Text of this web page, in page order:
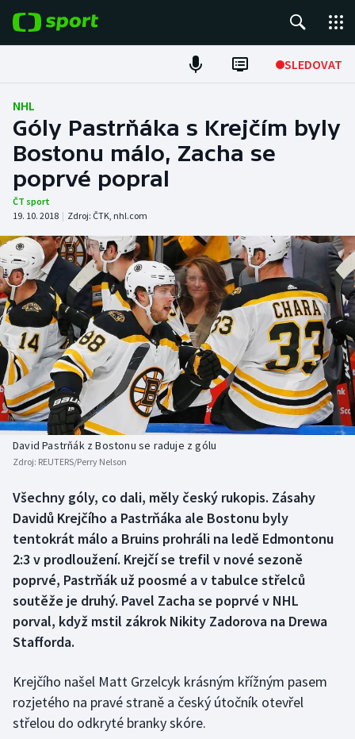
SLEDOVAT
Fotbal
Hokej
Tenis
Atletika
Cyklistika
DALŠÍ SPORTY
Americký fotbal
Baseball a softbal
Basketbal
Biatlon
Box
Curling
Dostihy
Florbal
Futsal
Golf
NEPŘEHLÉDNĚTE
Soutěže
Historické návraty
Aplikace ČT sport
NHL
Góly Pastrňáka s Krejčím byly
Bostonu málo, Zacha se
poprvé popral
ČT sport
19. 10. 2018 | Zdroj: ČTK, nhl.com
David Pastrňák z Bostonu se raduje z gólu
Zdroj: REUTERS/Perry Nelson
Všechny góly, co dali, měly český rukopis. Zásahy
Davidů Krejčího a Pastrňáka ale Bostonu byly
tentokrát málo a Bruins prohráli na ledě Edmontonu
2:3 v prodloužení. Krejčí se trefil v nové sezoně
poprvé, Pastrňák už poosmé a v tabulce střelců
soutěže je druhý. Pavel Zacha se poprvé v NHL
porval, když mstil zákrok Nikity Zadorova na Drewa
Stafforda.
Krejčího našel Matt Grzelcyk krásným křížným pasem
rozjetého na pravé straně a český útočník otevřel
střelou do odkryté branky skóre.